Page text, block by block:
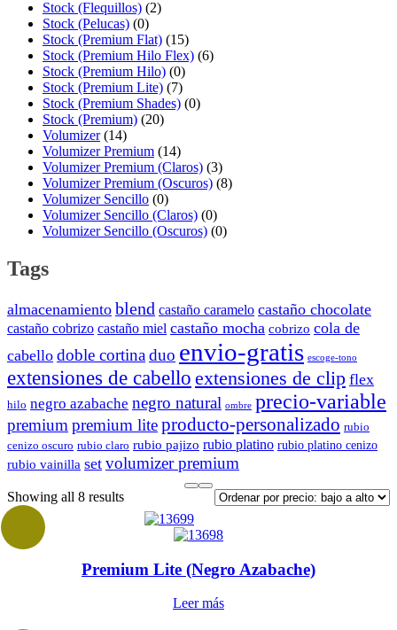
Stock (Flequillos) (2)
Stock (Pelucas) (0)
Stock (Premium Flat) (15)
Stock (Premium Hilo Flex) (6)
Stock (Premium Hilo) (0)
Stock (Premium Lite) (7)
Stock (Premium Shades) (0)
Stock (Premium) (20)
Volumizer (14)
Volumizer Premium (14)
Volumizer Premium (Claros) (3)
Volumizer Premium (Oscuros) (8)
Volumizer Sencillo (0)
Volumizer Sencillo (Claros) (0)
Volumizer Sencillo (Oscuros) (0)
Tags
almacenamiento blend castaño caramelo castaño chocolate
castaño cobrizo castaño miel castaño mocha cobrizo cola de
cabello doble cortinaduo envio-gratis escoge-tono
extensiones de cabello extensiones de clip flex
hilo negro azabache negro natural ombre precio-variable
premium premium liteproducto-personalizado rubio
cenizo oscuro rubio claro rubio pajizo rubio platino rubio platino cenizo
rubio vainilla set volumizer premium
Showing all 8 resultsSorted
price:
to
high
Premium Lite (Negro Azabache)
Leer más